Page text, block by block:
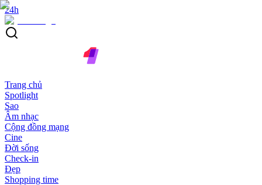
24h
Trang chủ
Spotlight
Sao
Âm nhạc
Cộng đồng mạng
Cine
Đời sống
Check-in
Đẹp
Shopping time